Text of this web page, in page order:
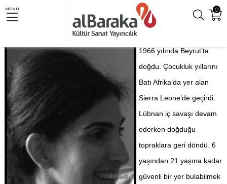
0
MENU
1966 yılında Beyrut’ta
doğdu. Çocukluk yıllarını
Batı Afrika’da yer alan
Sierra Leone’de geçirdi.
Lübnan iç savaşı devam
ederken doğduğu
topraklara geri döndü. 6
yaşından 21 yaşına kadar
güvenli bir yer bulabilmek